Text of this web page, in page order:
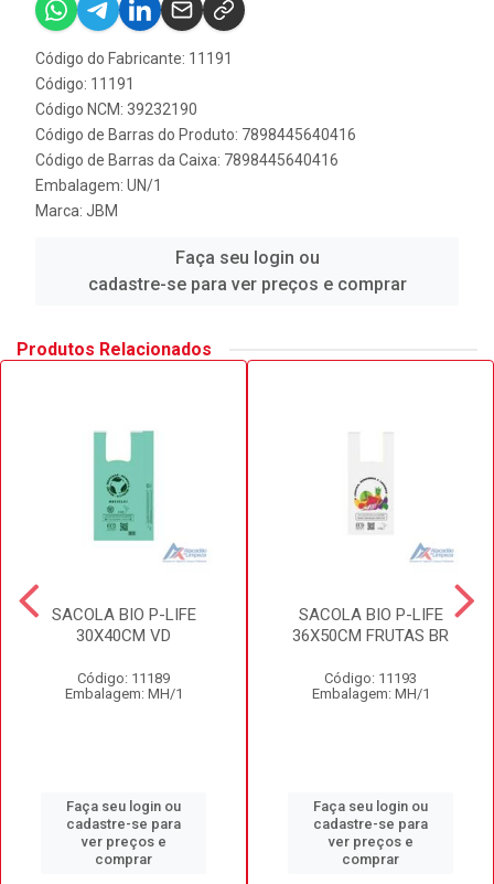
Código do Fabricante: 11191
Código: 11191
Código NCM: 39232190
Código de Barras do Produto: 7898445640416
Código de Barras da Caixa: 7898445640416
Embalagem: UN/1
Marca: JBM
Faça seu login ou
cadastre-se para ver preços e comprar
Produtos Relacionados
SACOLA BIO P-LIFE
30X40CM VD
Código: 11189
Embalagem: MH/1
Faça seu login ou
cadastre-se para
ver preços e
comprar
SACOLA BIO P-LIFE
36X50CM FRUTAS BR
Código: 11193
Embalagem: MH/1
Faça seu login ou
cadastre-se para
ver preços e
comprar